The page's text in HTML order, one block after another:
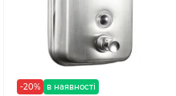
-20% в наявності